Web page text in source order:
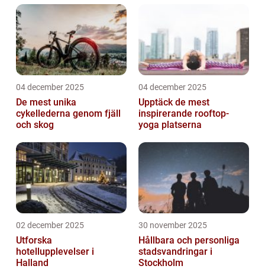
04 december 2025
De mest unika
cykellederna genom fjäll
och skog
04 december 2025
Upptäck de mest
inspirerande rooftop-
yoga platserna
02 december 2025
Utforska
hotellupplevelser i
Halland
30 november 2025
Hållbara och personliga
stadsvandringar i
Stockholm